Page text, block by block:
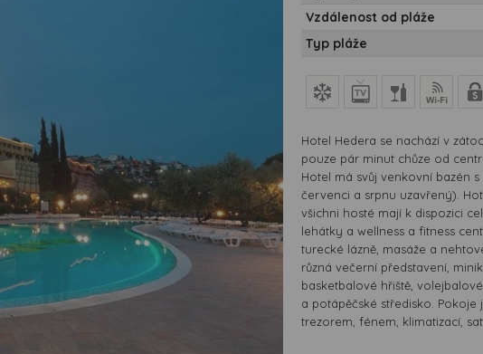
Vzdálenost od pláže
Typ pláže
Hotel Hedera se nachází v
pouze pár minut chůze od
Hotel má svůj venkovní bazén
červenci a srpnu uzavřený).
všichni hosté mají k dispozici
lehátky a wellness a fitness
turecké lázně, masáže a
různá večerní představení,
basketbalové hřiště,
a potápěčské středisko. Pokoje
trezorem, fénem, klimatizací,